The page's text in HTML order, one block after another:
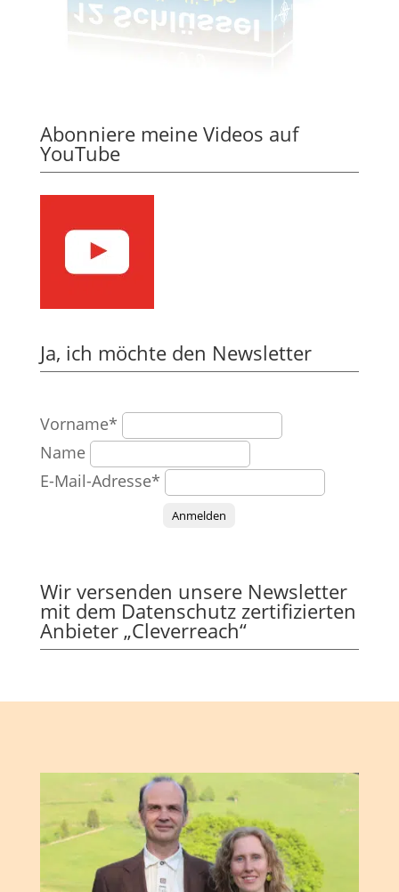
Abonniere meine Videos auf
YouTube
Ja, ich möchte den Newsletter
Vorname*
Name
E-Mail-Adresse*
Anmelden
Wir versenden unsere Newsletter
mit dem Datenschutz zertifizierten
Anbieter „Cleverreach“